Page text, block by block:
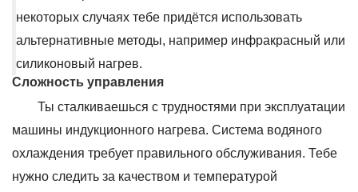
некоторых случаях тебе придётся использовать
альтернативные методы, например инфракрасный или
силиконовый нагрев.
Сложность управления
Ты сталкиваешься с трудностями при эксплуатации
машины индукционного нагрева. Система водяного
охлаждения требует правильного обслуживания. Тебе
нужно следить за качеством и температурой